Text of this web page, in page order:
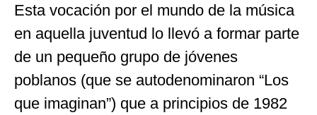
Esta vocación por el mundo de la música
en aquella juventud lo llevó a formar parte
de un pequeño grupo de jóvenes
poblanos (que se autodenominaron “Los
que imaginan”) que a principios de 1982